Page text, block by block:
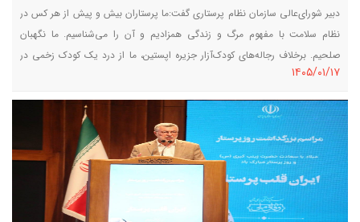
دبیر شورای‌عالی سازمان نظام پرستاری گفت:ما پرستاران بیش و پیش از هر کس در
نظام سلامت با مفهوم مرگ و زندگی همزادیم و آن را می‌شناسیم. ما نگهبان
صلحیم. برخلاف رجاله‌های کودک‌آزار جزیره اپستین، ما از درد یک کودک زخمی در
اورژانس درد می‌کشیم و بر خلاف سردمداران حرام لقمه جنگ‌طلب که با صدای
ضجه زنان و کودکان بدمستی می‌کنند، کنار تخت بیمار داغدار بغض می‌کنیم.
١٤٠٥/٠١/١٧